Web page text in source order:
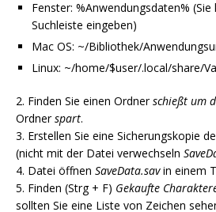
Fenster: %Anwendungsdaten%
Suchleiste eingeben)
Mac OS: ~/Bibliothek/
Linux: ~/home/$user/.local/share/
2. Finden Sie einen Ordnerschießt um
Ordnerspart.
3. Erstellen Sie eine Sicherungskopie
(nicht mit der Datei verwechseln
4. Datei öffnen SaveData.savin einem
5. Finden (Strg + F) Gekaufte
sollten Sie eine Liste von Zeichen